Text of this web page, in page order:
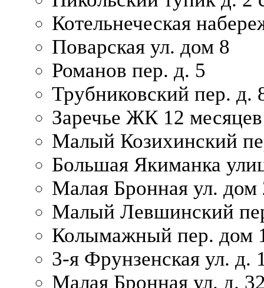
Котельнеческая
Поварская ул. дом 8
Романов пер. д. 5
Трубниковский пер. д.
Заречье ЖК 12 месяцев
Малый Козихинский
Большая Якиманка
Малая Бронная ул. дом
Малый Левшинский
Колымажный пер. дом
3-я Фрунзенская ул. д.
Малая Бронная ул. д.